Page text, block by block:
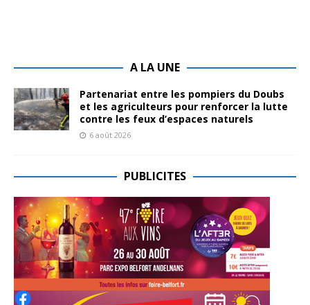
A LA UNE
Partenariat entre les pompiers du Doubs
et les agriculteurs pour renforcer la lutte
contre les feux d’espaces naturels
6 août 2026
PUBLICITES